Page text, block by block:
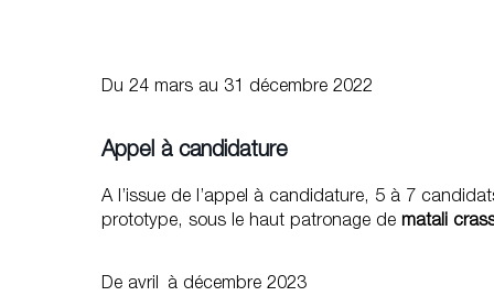
Du 24 mars au 31 décembre 2022
Appel à candidature
A l’issue de l’appel à candidature, 5 à 7
prototype, sous le haut patronage de matali
De avril à décembre 2023